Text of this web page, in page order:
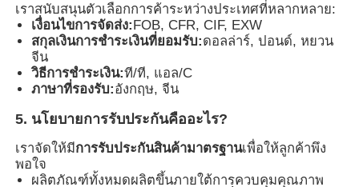
เราสนับสนุนตัวเลือกการค้าระหว่างประเทศที่หลากหลาย:
เงื่อนไขการจัดส่ง:FOB, CFR, CIF, EXW
สกุลเงินการชำระเงินที่ยอมรับ:ดอลล่าร์, ปอนด์, หยวน
จีน
วิธีการชำระเงิน:ที/ที, แอล/C
ภาษาที่รองรับ:อังกฤษ, จีน
5. นโยบายการรับประกันคืออะไร?
เราจัดให้มีการรับประกันสินค้ามาตรฐานเพื่อให้ลูกค้าพึง
พอใจ
ผลิตภัณฑ์ทั้งหมดผลิตขึ้นภายใต้การควบคุมคุณภาพ